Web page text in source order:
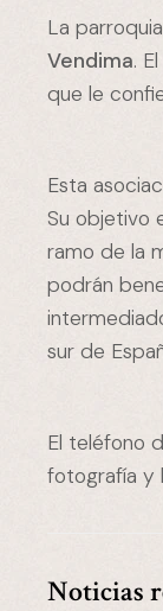
La
Vendima.
que le
Esta
Su objetivo
ramo de la
podrán
sur de
El teléfono
fotografía y
Noticias